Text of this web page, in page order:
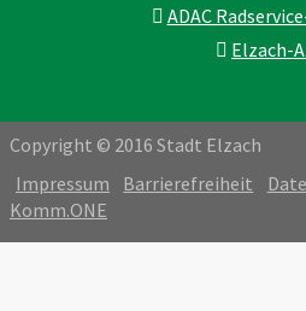
ADAC
Elzach-
Copyright © 2016 Stadt Elzach
Impressum
Barrierefreiheit
Komm.ONE